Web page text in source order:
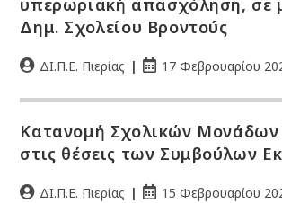
υπερωριακή απασχόληση, σε
Δημ. Σχολείου Βροντούς
ΔΙ.Π.Ε. Πιερίας 17 Φεβρουαρίου
Κατανομή Σχολικών Μονάδων
στις θέσεις των Συμβούλων
ΔΙ.Π.Ε. Πιερίας 15 Φεβρουαρίου